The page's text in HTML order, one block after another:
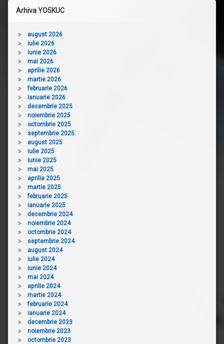
Arhiva YO5KUC
august 2026
iulie 2026
iunie 2026
mai 2026
aprilie 2026
martie 2026
februarie 2026
ianuarie 2026
decembrie 2025
noiembrie 2025
octombrie 2025
septembrie 2025
august 2025
iulie 2025
iunie 2025
mai 2025
aprilie 2025
martie 2025
februarie 2025
ianuarie 2025
decembrie 2024
noiembrie 2024
octombrie 2024
septembrie 2024
august 2024
iulie 2024
iunie 2024
mai 2024
aprilie 2024
martie 2024
februarie 2024
ianuarie 2024
decembrie 2023
noiembrie 2023
octombrie 2023